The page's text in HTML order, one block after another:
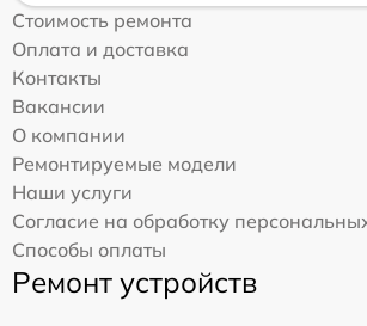
Стоимость ремонта
Оплата и доставка
Контакты
Вакансии
О компании
Ремонтируемые модели
Наши услуги
Согласие на обработку
Способы оплаты
Ремонт устройств